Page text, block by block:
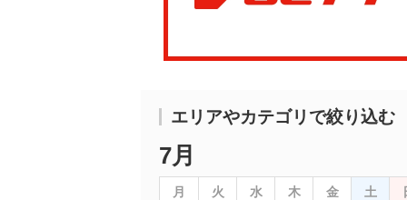
エリアやカテゴリで絞り込む
7月
月 火 水 木 金 土